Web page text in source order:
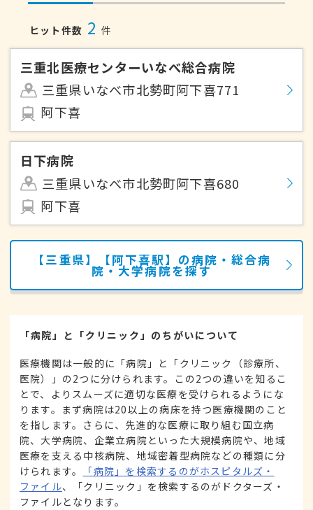
ヒット件数 2 件
三重北医療センターいなべ総合病院
三重県いなべ市北勢町阿下喜771
阿下喜
日下病院
三重県いなべ市北勢町阿下喜680
阿下喜
【三重県】【阿下喜駅】の病院・総合病
院・大学病院を探す
「病院」と「クリニック」のちがいについて
医療機関は一般的に「病院」と「クリニック（診療所、
医院）」の2つに分けられます。この2つの違いを知るこ
とで、よりスムーズに適切な医療を受けられるようにな
ります。まず病院は20以上の病床を持つ医療機関のこと
を指します。さらに、先進的な医療に取り組む国立病
院、大学病院、企業立病院といった大規模病院や、地域
医療を支える中核病院、地域密着型病院などの種類に分
けられます。
「病院」を検索するのがホスピタルズ・
ファイル、「クリニック」を検索するのがドクターズ・
ファイルとなります。